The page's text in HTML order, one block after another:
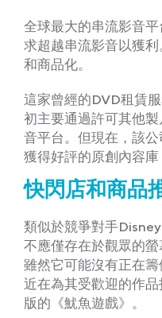
全球最大的串流影音
求超越串流影音以獲
和商品化。
這家曾經的DVD租賃
初主要通過許可其他
音平台。但現在，該
獲得好評的原創內容庫
快閃店和商品
類似於競爭對手Disney
不應僅存在於觀眾的螢
雖然它可能沒有正在
近在為其受歡迎的作
版的《魷魚遊戲》。